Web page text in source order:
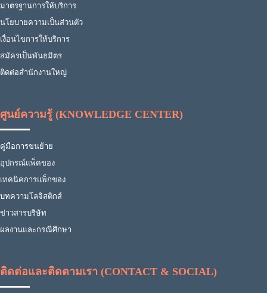
มาตรฐานการให้บริการ
นโยบายความเป็นส่วนตัว
เงื่อนไขการให้บริการ
สมัครเป็นพันธมิตร
ติดต่อสำนักงานใหญ่
ศูนย์ความรู้ (KNOWLEDGE CENTER)
คู่มือการขนย้าย
อุปกรณ์แพ็คของ
เทคนิคการแพ็กของ
บทความโลจิสติกส์
ข่าวสารบริษัท
ผลงานและกรณีศึกษา
ติดต่อและติดตามเรา (CONTACT & SOCIAL)